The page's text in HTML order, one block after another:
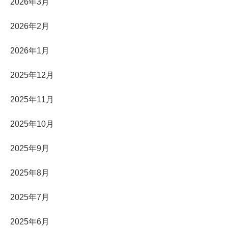
2026年3月
2026年2月
2026年1月
2025年12月
2025年11月
2025年10月
2025年9月
2025年8月
2025年7月
2025年6月